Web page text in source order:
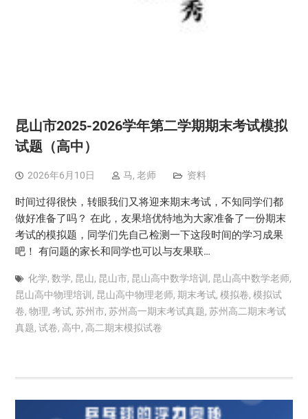
昆山市2025-2026学年第二学期期末考试模拟
试题（高中）
2026年6月10日 马, 老师 资料
时间过得很快，转眼我们又将迎来期末考试，不知同学们都
做好准备了吗？ 在此，友果培优特地为大家准备了一份期末
考试的模拟题，同学们先自己检测一下这段时间的学习成果
吧！ 有问题的家长和同学也可以与友果联…
化学, 数学, 昆山, 昆山市, 昆山高中数学培训 , 昆山高中数学老师,
昆山高中物理培训 , 昆山高中物理老师, 期末考试, 模拟卷, 模拟试
卷, 物理, 考试, 苏州市, 苏州高一期末考试真题, 苏州高二期末考试
真题, 试卷, 高中, 高二期末模拟试卷